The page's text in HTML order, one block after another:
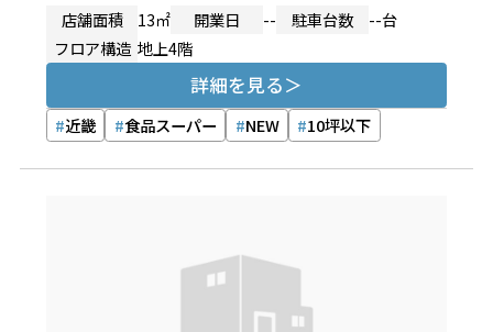
店舗面積 13㎡ 開業日 -- 駐車台数
--台
フロア構造 地上4階
詳細を見る
近畿 食品スーパー NEW 10坪以下